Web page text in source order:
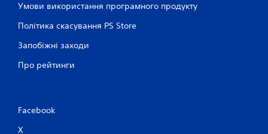
Умови використання програмного продукту
Політика скасування PS Store
Запобіжні заходи
Про рейтинги
Facebook
X